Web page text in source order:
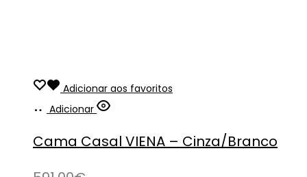
Adicionar aos favoritos
Adicionar
Cama Casal VIENA – Cinza/Branco